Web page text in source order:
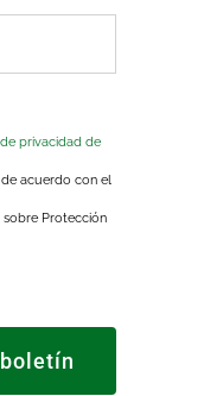
privacidad de
acuerdo con el
Protección